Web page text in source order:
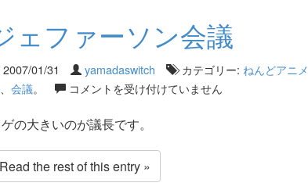
ェファーソン会議
2007/01/31 yamadaswitch カテゴリー: ねんどアニメ
会議。 コメントを受け付けていません
の大きいのが議長です。
Read the rest of this entry »